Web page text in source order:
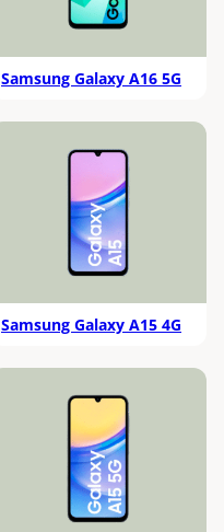
Samsung Galaxy A16 5G
Samsung Galaxy A15 4G